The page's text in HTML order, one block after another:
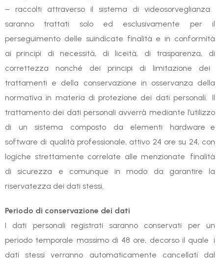
– raccolti attraverso il sistema di videosorveglianza
saranno trattati solo ed esclusivamente per il
perseguimento delle suindicate finalità e in conformità
ai principi di necessità, di liceità, di trasparenza, di
correttezza nonché dei principi di limitazione dei
trattamenti e della conservazione in osservanza della
normativa in materia di protezione dei dati personali. Il
trattamento dei dati personali avverrà mediante l’utilizzo
di un sistema composto da elementi hardware e
software di qualità professionale, attivo 24 ore su 24, con
logiche strettamente correlate alle menzionate finalità
di sicurezza e comunque in modo da garantire la
riservatezza dei dati stessi.
Periodo di conservazione dei dati
I dati personali registrati saranno conservati per un
periodo temporale massimo di 48 ore, decorso il quale i
dati stessi verranno automaticamente cancellati dal